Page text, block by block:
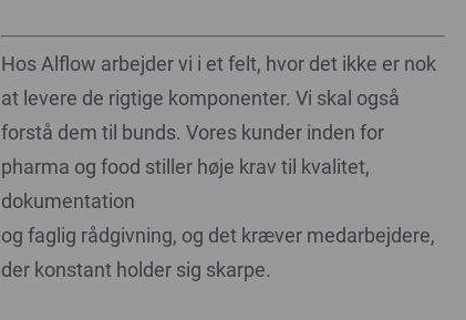
Hos Alflow arbejder vi i et felt, hvor det ikke er nok
at levere de rigtige komponenter. Vi skal også
forstå dem til bunds. Vores kunder inden for
pharma og food stiller høje krav til kvalitet,
dokumentation
og faglig rådgivning, og det kræver medarbejdere,
der konstant holder sig skarpe.